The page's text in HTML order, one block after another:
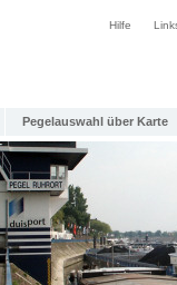
Hilfe
Pegelauswahl über Karte